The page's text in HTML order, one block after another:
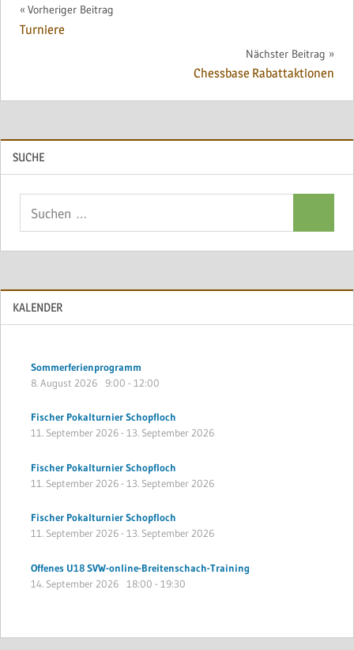
Beitragsnavigation
Vorheriger Beitrag
Turniere
Nächster Beitrag
Chessbase Rabattaktionen
SUCHE
KALENDER
Sommerferienprogramm
8. August 2026 9:00 - 12:00
Fischer Pokalturnier Schopfloch
11. September 2026- 13. September 2026
Fischer Pokalturnier Schopfloch
11. September 2026- 13. September 2026
Fischer Pokalturnier Schopfloch
11. September 2026- 13. September 2026
Offenes U18 SVW-online-Breitenschach-Training
14. September 2026 18:00 - 19:30